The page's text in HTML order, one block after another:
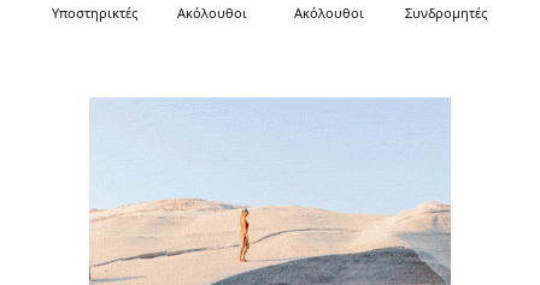
Υποστηρικτές Ακόλουθοι Ακόλουθοι Συνδρομητές